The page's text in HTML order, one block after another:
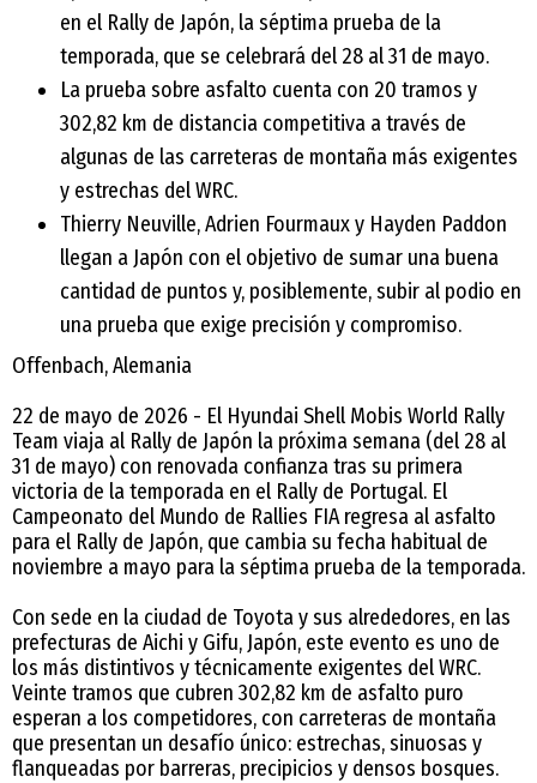
en el Rally de Japón, la séptima prueba de la
temporada, que se celebrará del 28 al 31 de mayo.
La prueba sobre asfalto cuenta con 20 tramos y
302,82 km de distancia competitiva a través de
algunas de las carreteras de montaña más exigentes
y estrechas del WRC.
Thierry Neuville, Adrien Fourmaux y Hayden Paddon
llegan a Japón con el objetivo de sumar una buena
cantidad de puntos y, posiblemente, subir al podio en
una prueba que exige precisión y compromiso.
Offenbach, Alemania
22 de mayo de 2026 - El Hyundai Shell Mobis World Rally
Team viaja al Rally de Japón la próxima semana (del 28 al
31 de mayo) con renovada confianza tras su primera
victoria de la temporada en el Rally de Portugal. El
Campeonato del Mundo de Rallies FIA regresa al asfalto
para el Rally de Japón, que cambia su fecha habitual de
noviembre a mayo para la séptima prueba de la temporada.
Con sede en la ciudad de Toyota y sus alrededores, en las
prefecturas de Aichi y Gifu, Japón, este evento es uno de
los más distintivos y técnicamente exigentes del WRC.
Veinte tramos que cubren 302,82 km de asfalto puro
esperan a los competidores, con carreteras de montaña
que presentan un desafío único: estrechas, sinuosas y
flanqueadas por barreras, precipicios y densos bosques.